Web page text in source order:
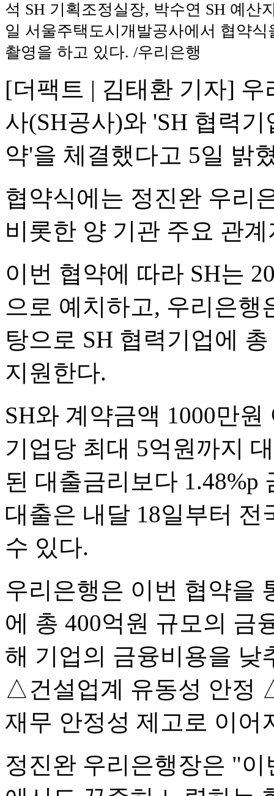
석 SH 기획조정실장, 박수연 SH 예산
일 서울주택도시개발공사에서 협약
촬영을 하고 있다. /우리은행
[더팩트 | 김태환 기자]
사(SH공사)와 'SH 협력
약'을 체결했다고 5일 밝
협약식에는 정진완 우리
비롯한 양 기관 주요 관
이번 협약에 따라 SH는
으로 예치하고, 우리은행
탕으로 SH 협력기업에
지원한다.
SH와 계약금액 1000만
기업당 최대 5억원까지
된 대출금리보다 1.48%p
대출은 내달 18일부터
수 있다.
우리은행은 이번 협약을
에 총 400억원 규모의 금
해 기업의 금융비용을 낮
△건설업계 유동성 안정
재무 안정성 제고로 이어
정진완 우리은행장은 "